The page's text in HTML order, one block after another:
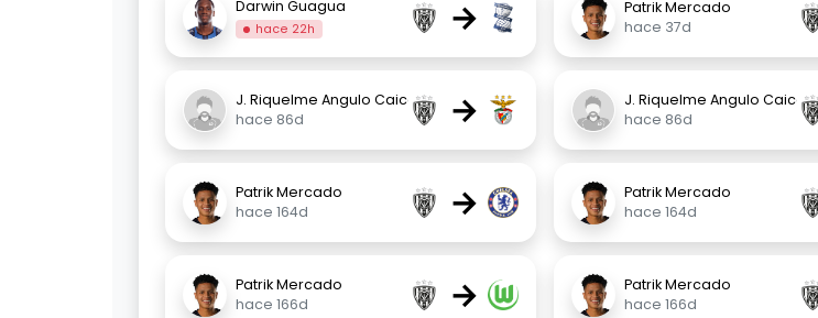
Darwin Guagua
hace 22h →
Patrik Mercado
hace 37d
J. Riquelme Angulo Caiced
hace 86d
→
J. Riquelme Angulo Caiced
hace 86d
Patrik Mercado
hace 164d
→
Patrik Mercado
hace 164d
Patrik Mercado
hace 166d
→
Patrik Mercado
hace 166d